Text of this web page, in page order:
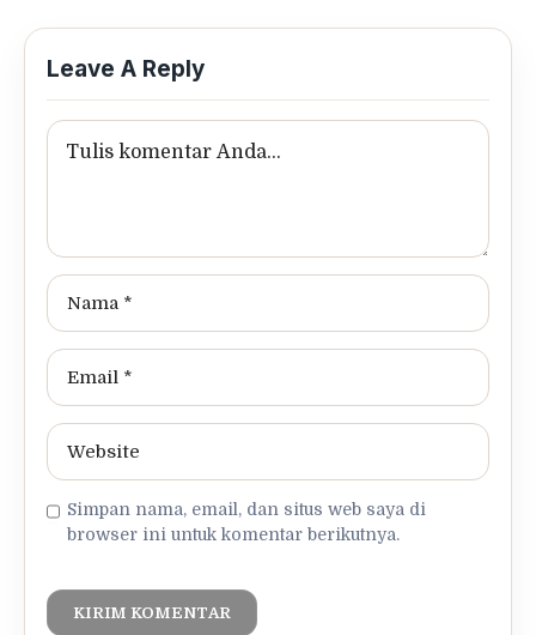
Leave A Reply
Simpan nama, email, dan situs web saya di
browser ini untuk komentar berikutnya.